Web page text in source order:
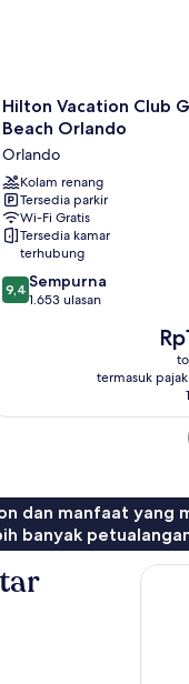
Hilton
Vacation
Grand
Beach
Orlando
Orlando
Hilton Vacation Club
Beach Orlando
Orlando
Kolam renang
Tersedia parkir
Wi-Fi Gratis
Tersedia kamar
terhubung
9.4
dari
9,4 Sempurna
1.653 ulasan
termasuk
dan manfaat yang
banyak